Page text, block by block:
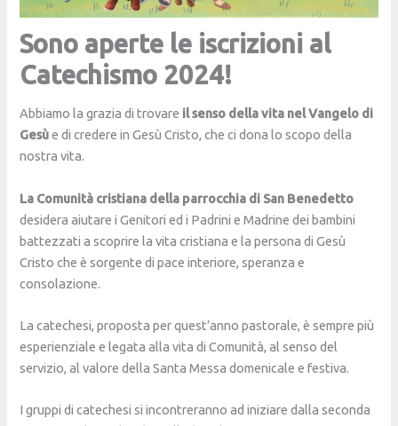
Sono aperte le iscrizioni al
Catechismo 2024!
Abbiamo la grazia di trovare il senso della vita nelVangelo di
Gesùe di credere in Gesù Cristo, che ci dona lo scopo della
nostra vita.
La Comunità cristiana della parrocchia di San Benedetto
desidera aiutare i Genitori ed i Padrini e Madrine dei bambini
battezzati a scoprire la vita cristiana e la persona di Gesù
Cristo che è sorgente di pace interiore, speranza e
consolazione.
La catechesi, proposta per quest’anno pastorale, è sempre più
esperienziale e legata alla vita di Comunità, al senso del
servizio, al valore della Santa Messa domenicale e festiva.
I gruppi di catechesi si incontreranno ad iniziare dalla seconda